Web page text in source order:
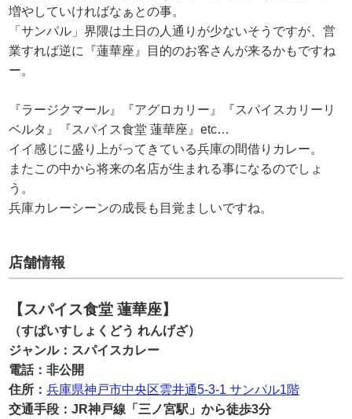
増やしていければなぁとの事。
「サンパル」界隈は土日の人通りが少ないそうですが、営
業すれば逆に『蓮華座』目的のお客さんが来るかもですね
ー。
『ラージクマール』『アグロカリー』『スパイスカリーリ
ベルタ』『スパイス食堂 蓮華座』etc…
イイ感じに盛り上がってきている兵庫の間借りカレー。
またこの中から将来の名店が生まれる事になるのでしょ
う。
兵庫カレーシーンの成長も目覚ましいですね。
店舗情報
【スパイス食堂 蓮華座】
（すぱいすしょくどう れんげざ）
ジャンル：スパイスカレー
電話：非公開
住所：兵庫県神戸市中央区雲井通5-3-1 サンパル1階
交通手段：JR神戸線「三ノ宮駅」から徒歩3分